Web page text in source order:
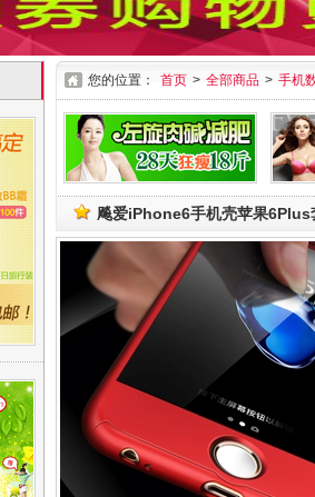
您的位置： 首页 > 全部商品 > 手机
飚爱iPhone6手机壳苹果